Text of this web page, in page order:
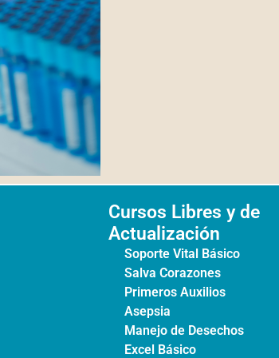
Cursos Libres y de
Actualización
Soporte Vital Básico
Salva Corazones
Primeros Auxilios
Asepsia
Manejo de Desechos
Excel Básico